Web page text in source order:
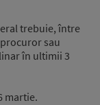
trebuie, între
sau
în ultimii 3
martie.